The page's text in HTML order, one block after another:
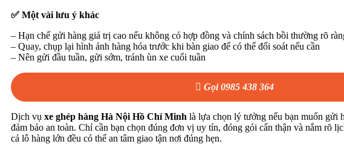
✅ Một vài lưu ý khác
– Hạn chế gửi hàng giá trị cao nếu không có hợp đồng và chính sách bồi thường rõ
– Quay, chụp lại hình ảnh hàng hóa trước khi bàn giao để có thể đối soát nếu cần
– Nên gửi đầu tuần, gửi sớm, tránh ùn xe cuối tuần
Gọi 0985 438 364
Dịch vụ xe ghép hàng Hà Nội Hồ Chí Minh là lựa chọn lý tưởng nếu bạn muốn gửi
đảm bảo an toàn. Chỉ cần bạn chọn đúng đơn vị uy tín, đóng gói cẩn thận và nắm rõ
cả lô hàng lớn đều có thể an tâm giao tận nơi đúng hẹn.